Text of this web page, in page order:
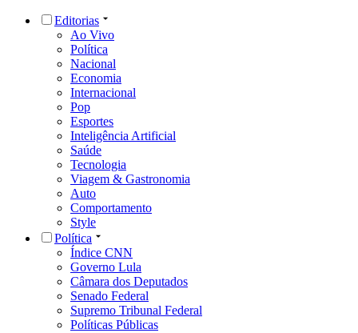
Editorias
Ao Vivo
Política
Nacional
Economia
Internacional
Pop
Esportes
Inteligência Artificial
Saúde
Tecnologia
Viagem & Gastronomia
Auto
Comportamento
Style
Política
Índice CNN
Governo Lula
Câmara dos Deputados
Senado Federal
Supremo Tribunal Federal
Políticas Públicas